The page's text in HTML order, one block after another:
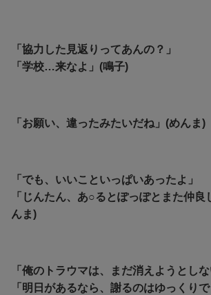
「協力した見返りってあんの？」
「学校…来なよ」(鳴子)
「お願い、違ったみたいだね」(めんま)
「でも、いいこといっぱいあったよ」
「じんたん、あ○るとぽっぽとまた仲良
んま)
「俺のトラウマは、まだ消えようとし
「明日があるなら、謝るのはゆっくり